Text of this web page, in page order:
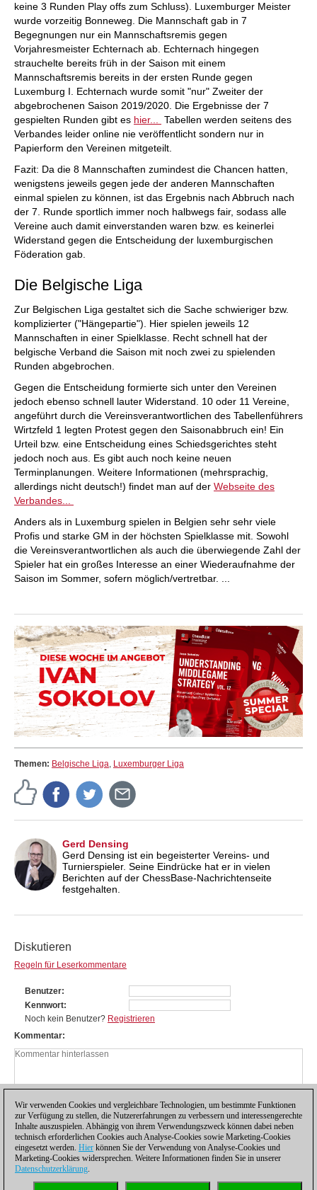
keine 3 Runden Play offs zum Schluss). Luxemburger Meister
wurde vorzeitig Bonneweg. Die Mannschaft gab in 7
Begegnungen nur ein Mannschaftsremis gegen
Vorjahresmeister Echternach ab. Echternach hingegen
strauchelte bereits früh in der Saison mit einem
Mannschaftsremis bereits in der ersten Runde gegen
Luxemburg I. Echternach wurde somit "nur" Zweiter der
abgebrochenen Saison 2019/2020. Die Ergebnisse der 7
gespielten Runden gibt es hier...
Tabellen werden seitens des
Verbandes leider online nie veröffentlicht sondern nur in
Papierform den Vereinen mitgeteilt.
Fazit: Da die 8 Mannschaften zumindest die Chancen hatten,
wenigstens jeweils gegen jede der anderen Mannschaften
einmal spielen zu können, ist das Ergebnis nach Abbruch nach
der 7. Runde sportlich immer noch halbwegs fair, sodass alle
Vereine auch damit einverstanden waren bzw. es keinerlei
Widerstand gegen die Entscheidung der luxemburgischen
Föderation gab.
Die Belgische Liga
Zur Belgischen Liga gestaltet sich die Sache schwieriger bzw.
komplizierter ("Hängepartie"). Hier spielen jeweils 12
Mannschaften in einer Spielklasse. Recht schnell hat der
belgische Verband die Saison mit noch zwei zu spielenden
Runden abgebrochen.
Gegen die Entscheidung formierte sich unter den Vereinen
jedoch ebenso schnell lauter Widerstand. 10 oder 11 Vereine,
angeführt durch die Vereinsverantwortlichen des Tabellenführers
Wirtzfeld 1 legten Protest gegen den Saisonabbruch ein! Ein
Urteil bzw. eine Entscheidung eines Schiedsgerichtes steht
jedoch noch aus. Es gibt auch noch keine neuen
Terminplanungen. Weitere Informationen (mehrsprachig,
allerdings nicht deutsch!) findet man auf der Webseite des
Verbandes...
Anders als in Luxemburg spielen in Belgien sehr sehr viele
Profis und starke GM in der höchsten Spielklasse mit. Sowohl
die Vereinsverantwortlichen als auch die überwiegende Zahl der
Spieler hat ein großes Interesse an einer Wiederaufnahme der
Saison im Sommer, sofern möglich/vertretbar. ...
Themen: Belgische Liga, Luxemburger Liga
Gerd Densing
Gerd Densing ist ein begeisterter Vereins- und
Turnierspieler. Seine Eindrücke hat er in vielen
Berichten auf der ChessBase-Nachrichtenseite
festgehalten.
Diskutieren
Regeln für Leserkommentare
Benutzer
Kennwort
Noch kein Benutzer? Registrieren
Kommentar
Wir verwenden Cookies und vergleichbare Technologien, um bestimmte Funktionen
zur Verfügung zu stellen, die Nutzererfahrungen zu verbessern und interessengerechte
Inhalte auszuspielen. Abhängig von ihrem Verwendungszweck können dabei neben
technisch erforderlichen Cookies auch Analyse-Cookies sowie Marketing-Cookies
eingesetzt werden. Hier können Sie der Verwendung von Analyse-Cookies und
Marketing-Cookies widersprechen. Weitere Informationen finden Sie in unserer
Datenschutzerklärung.